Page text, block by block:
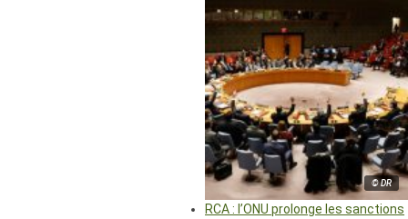
© DR
RCA : l’ONU prolonge les sanctions